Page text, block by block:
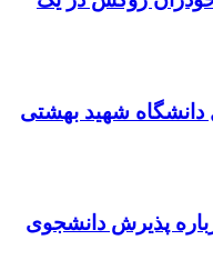
شهید بهشتی
پذیرش دانشجوی